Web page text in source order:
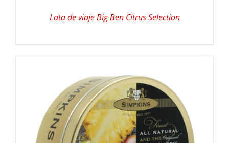
Lata de viaje Big Ben Citrus Selection